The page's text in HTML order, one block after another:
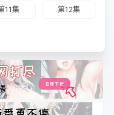
11集 第12集